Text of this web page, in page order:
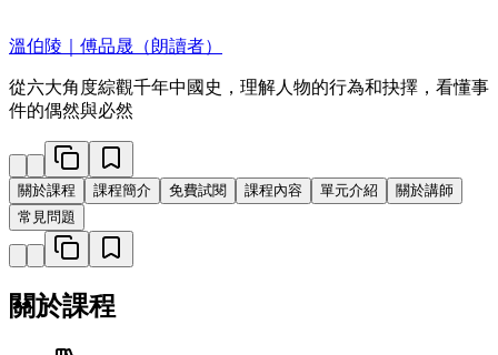
溫伯陵｜傅品晟（朗讀者）
從六大角度綜觀千年中國史，理解人物的行為和抉擇，看懂事
件的偶然與必然
關於課程 課程簡介 免費試閱 課程內容 單元介紹
關於講師
常見問題
關於課程